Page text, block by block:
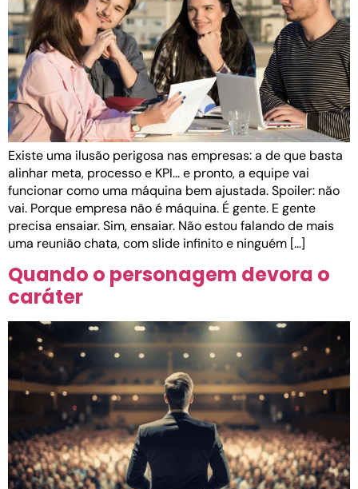
Existe uma ilusão perigosa nas empresas: a de que basta
alinhar meta, processo e KPI… e pronto, a equipe vai
funcionar como uma máquina bem ajustada. Spoiler: não
vai. Porque empresa não é máquina. É gente. E gente
precisa ensaiar. Sim, ensaiar. Não estou falando de mais
uma reunião chata, com slide infinito e ninguém […]
Quando o personagem devora o
caráter